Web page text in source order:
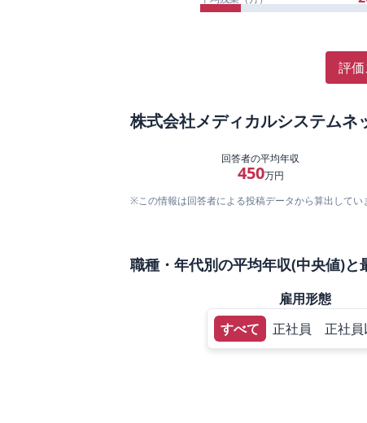
評
株式会社メディカルシステムネ
回答者の平均年収
450万円
※この情報は回答者による投稿データから算出してい
職種・年代別の平均年収(中央値)と
雇用形態
すべて
正社員 正社